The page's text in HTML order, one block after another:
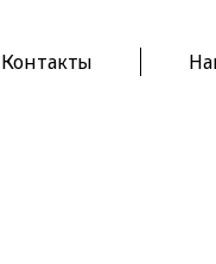
Контакты